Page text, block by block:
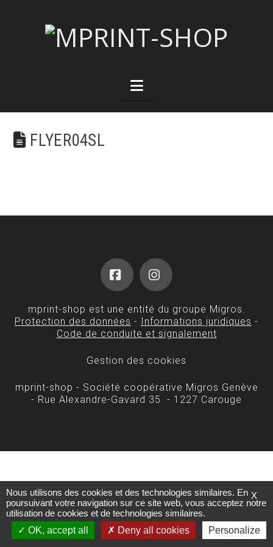
Navigation
FLYER04SL
FacebookInstagram
mprint-shop est une entité du groupe Migros.
Protection des données - Informations juridiques -
Code de conduite et signalement
Gestion des cookies
mprint-shop - Société coopérative Migros Genève
- Rue Alexandre-Gavard 35 - 1227 Carouge
X
Nous utilisons des cookies et des technologies similaires. En
poursuivant votre navigation sur ce site web, vous acceptez notre
utilisation de cookies et de technologies similaires.
OK, accept all
Deny all cookies Personalize